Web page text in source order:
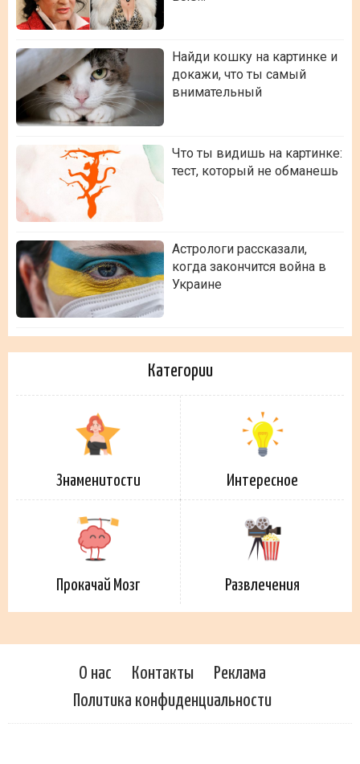
Найди кошку на картинке и
докажи, что ты самый
внимательный
Что ты видишь на картинке:
тест, который не обманешь
Астрологи рассказали,
когда закончится война в
Украине
Категории
Знаменитости Интересное
Прокачай Мозг Развлечения
О нас Контакты
Реклама
Политика конфиденциальности